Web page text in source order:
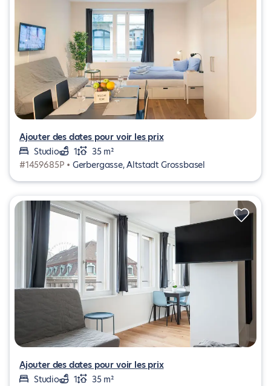
Ajouter des dates pour voir les prix
Studio
1
35 m²
#1459685P • Gerbergasse, Altstadt Grossbasel
Ajouter des dates pour voir les prix
Studio
1
35 m²